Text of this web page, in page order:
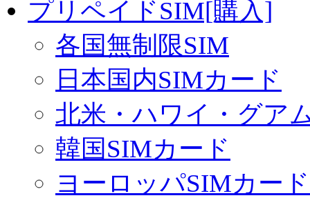
プリペイドSIM[購入]
各国無制限SIM
日本国内SIMカード
北米・ハワイ・グア
韓国SIMカード
ヨーロッパSIMカード